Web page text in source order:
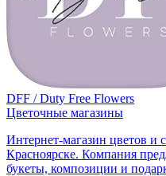
DFF / Duty Free Flowers
Цветочные магазины
Интернет-магазин цветов и
Красноярске. Компания
букеты, композиции и